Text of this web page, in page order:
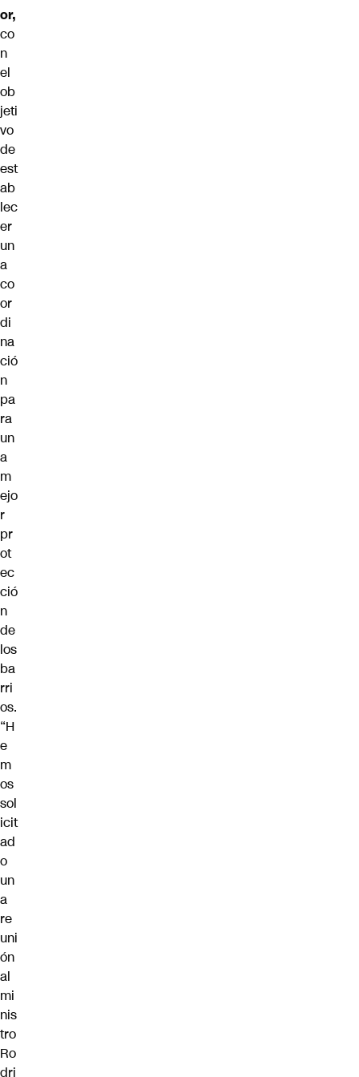
or,
co
n
el
ob
jeti
vo
de
est
ab
lec
er
un
a
co
or
di
na
ció
n
pa
ra
un
a
m
ejo
r
pr
ot
ec
ció
n
de
los
ba
rri
os.
“H
e
m
os
sol
icit
ad
o
un
a
re
uni
ón
al
mi
nis
tro
Ro
dri